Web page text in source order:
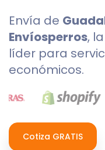
Envía de
Envíosperros, la
líder para
económicos.
Cotiza GRATIS